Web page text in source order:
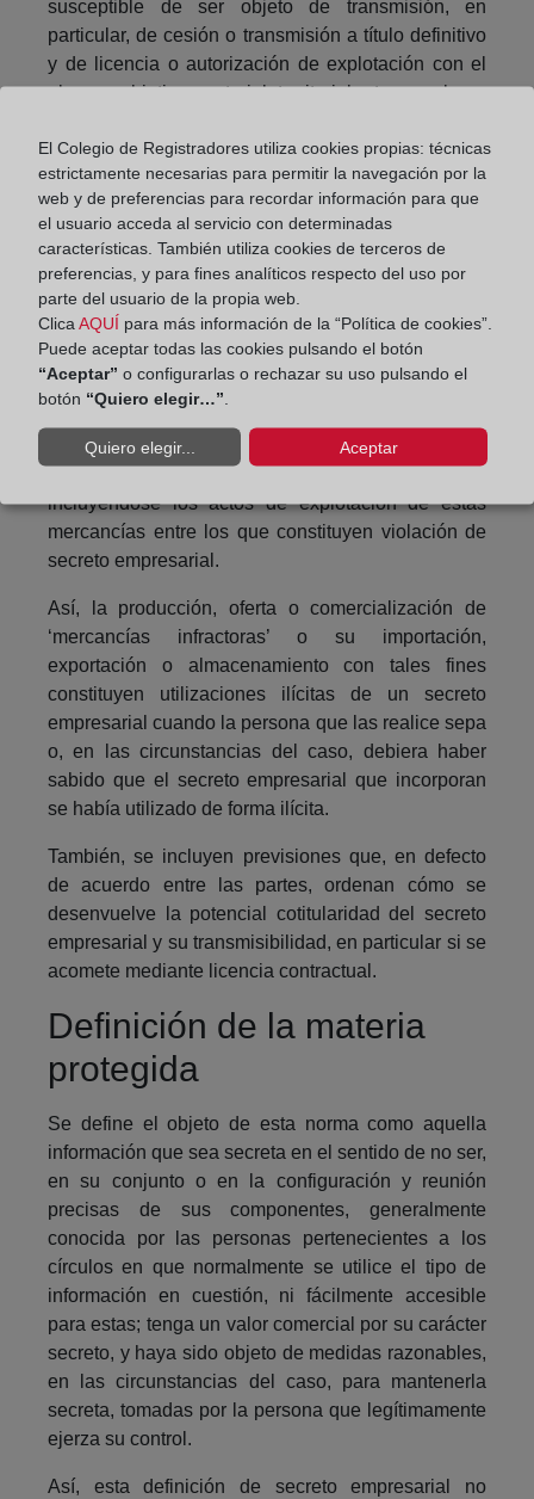
susceptible de ser objeto de transmisión, en
particular, de cesión o transmisión a título definitivo
y de licencia o autorización de explotación con el
alcance objetivo, material, territorial y temporal que
Define, por un lado, las circunstancias en las que la
obtención, utilización y revelación de secretos
empresariales son consideradas lícitas en
consideración a intereses dignos de una mayor
tutela y por tanto, frente a las que no procederán las
medidas de protección previstas en esta ley; y, por
otro, las conductas constitutivas de violación de
secretos empresariales.
empresariales se extiende también de forma
incluyéndose los actos de explotación de estas
mercancías entre los que constituyen violación de
secreto empresarial.
Así, la producción, oferta o comercialización de
‘mercancías infractoras’ o su importación,
exportación o almacenamiento con tales fines
constituyen utilizaciones ilícitas de un secreto
empresarial cuando la persona que las realice sepa
o, en las circunstancias del caso, debiera haber
sabido que el secreto empresarial que incorporan
se había utilizado de forma ilícita.
También, se incluyen previsiones que, en defecto
de acuerdo entre las partes, ordenan cómo se
desenvuelve la potencial cotitularidad del secreto
empresarial y su transmisibilidad, en particular si se
acomete mediante licencia contractual.
Definición de la materia
protegida
Se define el objeto de esta norma como aquella
información que sea secreta en el sentido de no ser,
en su conjunto o en la configuración y reunión
precisas de sus componentes, generalmente
conocida por las personas pertenecientes a los
círculos en que normalmente se utilice el tipo de
información en cuestión, ni fácilmente accesible
para estas; tenga un valor comercial por su carácter
secreto, y haya sido objeto de medidas razonables,
en las circunstancias del caso, para mantenerla
secreta, tomadas por la persona que legítimamente
ejerza su control.
Así, esta definición de secreto empresarial no
El Colegio de Registradores utiliza cookies propias: técnicas
estrictamente necesarias para permitir la navegación por la
web y de preferencias para recordar información para que
el usuario acceda al servicio con determinadas
características. También utiliza cookies de terceros de
preferencias, y para fines analíticos respecto del uso por
parte del usuario de la propia web.
Clica AQUÍ para más información de la “Política de cookies”.
Puede aceptar todas las cookies pulsando el botón
“Aceptar” o configurarlas o rechazar su uso pulsando el
botón “Quiero elegir…”
Quiero elegir... Aceptar